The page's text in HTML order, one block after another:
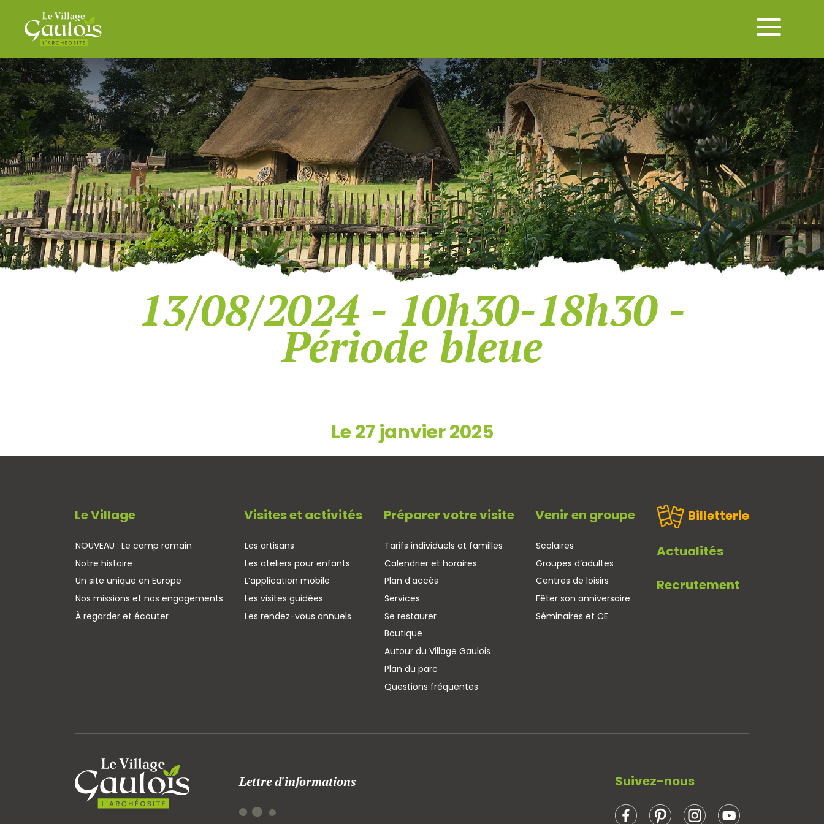
13/08/2024 - 10h30-18h30 -
Période bleue
Le 27 janvier 2025
Le Village
NOUVEAU : Le camp romain
Notre histoire
Un site unique en Europe
Nos missions et nos engagements
À regarder et écouter
Visites et activités
Les artisans
Les ateliers pour enfants
L’application mobile
Les visites guidées
Les rendez-vous annuels
Préparer votre visite
Tarifs individuels et familles
Calendrier et horaires
Plan d’accès
Services
Se restaurer
Boutique
Autour du Village Gaulois
Plan du parc
Questions fréquentes
Venir en groupe
Scolaires
Groupes d’adultes
Centres de loisirs
Fêter son anniversaire
Séminaires et CE
Billetterie
Actualités
Recrutement
Lettre d'informations Suivez-nous